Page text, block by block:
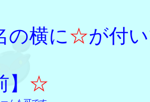
の横に☆が付
☆